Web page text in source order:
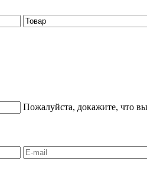
Пожалуйста, докажите, что